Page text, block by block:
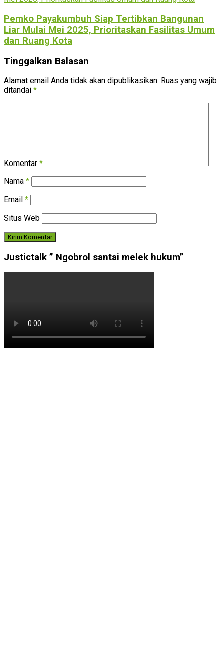
Pemko Payakumbuh Siap Tertibkan Bangunan
Liar Mulai Mei 2025, Prioritaskan Fasilitas Umum
dan Ruang Kota
Tinggalkan Balasan
Alamat email Anda tidak akan dipublikasikan. Ruas yang wajib
ditandai *
Komentar *
Nama *
Email *
Situs Web
Justictalk ” Ngobrol santai melek hukum”